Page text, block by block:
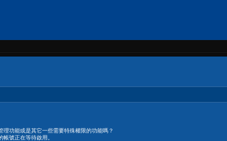
功能或是其它一些需要特殊權限的功能嗎？
號正在等待啟用。